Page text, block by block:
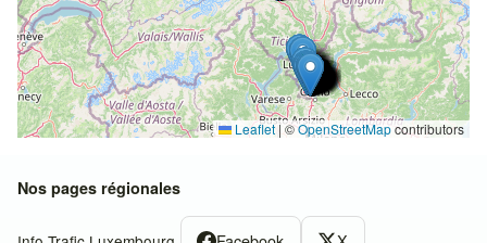
Leaflet |©OpenStreetMapcontributors
Nos pages régionales